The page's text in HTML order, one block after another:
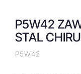
P5W42
STAL
P5W42